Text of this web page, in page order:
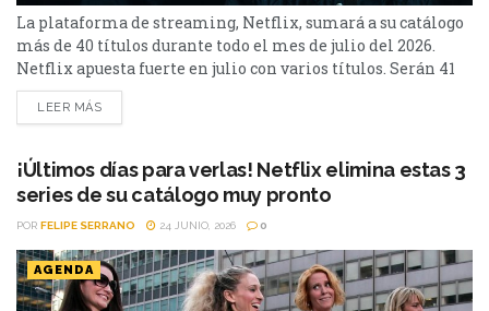
La plataforma de streaming, Netflix, sumará a su catálogo
más de 40 títulos durante todo el mes de julio del 2026.
Netflix apuesta fuerte en julio con varios títulos. Serán 41
en total, entre los que se destacan: La casa de la pradera,
Heartstopper Forever y Enola Holmes 3. La lista completa,
LEER MÁS
¡Últimos días para verlas! Netflix elimina estas 3
series de su catálogo muy pronto
POR FELIPE SERRANO 24 JUNIO, 2026 0
AGENDA